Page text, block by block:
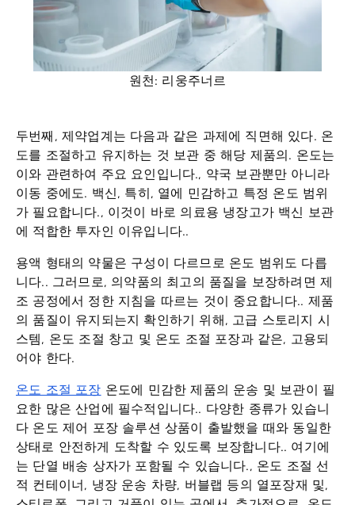
원천: 리웅주너르
두번째, 제약업계는 다음과 같은 과제에 직면해 있다. 온
도를 조절하고 유지하는 것 보관 중 해당 제품의. 온도는
이와 관련하여 주요 요인입니다., 약국 보관뿐만 아니라
이동 중에도. 백신, 특히, 열에 민감하고 특정 온도 범위
가 필요합니다., 이것이 바로 의료용 냉장고가 백신 보관
에 적합한 투자인 이유입니다..
용액 형태의 약물은 구성이 다르므로 온도 범위도 다릅
니다.. 그러므로, 의약품의 최고의 품질을 보장하려면 제
조 공정에서 정한 지침을 따르는 것이 중요합니다.. 제품
의 품질이 유지되는지 확인하기 위해, 고급 스토리지 시
스템, 온도 조절 창고 및 온도 조절 포장과 같은, 고용되
어야 한다.
온도 조절 포장 온도에 민감한 제품의 운송 및 보관이 필
요한 많은 산업에 필수적입니다.. 다양한 종류가 있습니
다 온도 제어 포장 솔루션 상품이 출발했을 때와 동일한
상태로 안전하게 도착할 수 있도록 보장합니다.. 여기에
는 단열 배송 상자가 포함될 수 있습니다., 온도 조절 선
적 컨테이너, 냉장 운송 차량, 버블랩 등의 열포장재 및,